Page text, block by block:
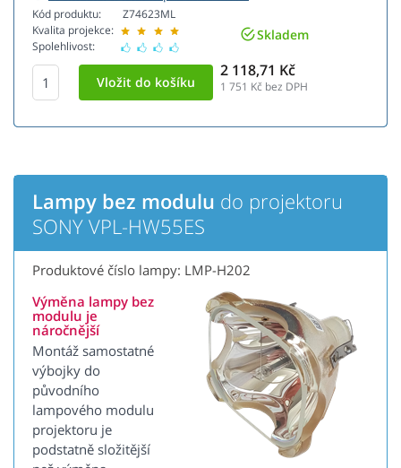
Kód produktu:
Kvalita projekce:
Spolehlivost:
Z74623ML
Skladem
2 118,71 Kč
1 751 Kč bez DPH
Lampy bez modulu do projektoru
SONY VPL-HW55ES
Produktové číslo lampy: LMP-H202
Výměna lampy bez
modulu je
náročnější
Montáž samostatné
výbojky do
původního
lampového modulu
projektoru je
podstatně složitější